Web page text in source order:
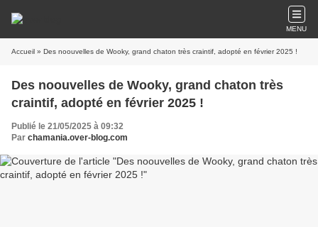
MENU
Accueil » Des noouvelles de Wooky, grand chaton très craintif, adopté en février 2025 !
Des noouvelles de Wooky, grand chaton très
craintif, adopté en février 2025 !
Publié le 21/05/2025 à 09:32
Par chamania.over-blog.com